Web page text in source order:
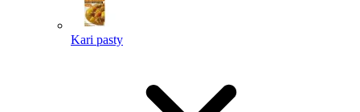
Kari pasty